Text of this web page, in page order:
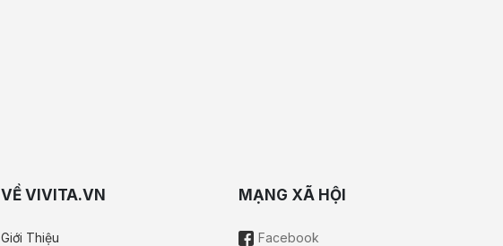
VỀ VIVITA.VN
Giới Thiệu
MẠNG XÃ HỘI
Facebook